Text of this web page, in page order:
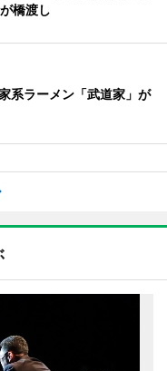
橋渡し
系ラーメン「武道家」が